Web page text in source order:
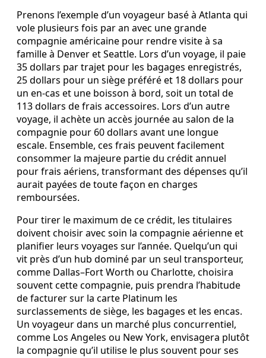
Prenons l’exemple d’un voyageur basé à Atlanta qui
vole plusieurs fois par an avec une grande
compagnie américaine pour rendre visite à sa
famille à Denver et Seattle. Lors d’un voyage, il paie
35 dollars par trajet pour les bagages enregistrés,
25 dollars pour un siège préféré et 18 dollars pour
un en‑cas et une boisson à bord, soit un total de
113 dollars de frais accessoires. Lors d’un autre
voyage, il achète un accès journée au salon de la
compagnie pour 60 dollars avant une longue
escale. Ensemble, ces frais peuvent facilement
consommer la majeure partie du crédit annuel
pour frais aériens, transformant des dépenses qu’il
aurait payées de toute façon en charges
remboursées.
Pour tirer le maximum de ce crédit, les titulaires
doivent choisir avec soin la compagnie aérienne et
planifier leurs voyages sur l’année. Quelqu’un qui
vit près d’un hub dominé par un seul transporteur,
comme Dallas–Fort Worth ou Charlotte, choisira
souvent cette compagnie, puis prendra l’habitude
de facturer sur la carte Platinum les
surclassements de siège, les bagages et les encas.
Un voyageur dans un marché plus concurrentiel,
comme Los Angeles ou New York, envisagera plutôt
la compagnie qu’il utilise le plus souvent pour ses